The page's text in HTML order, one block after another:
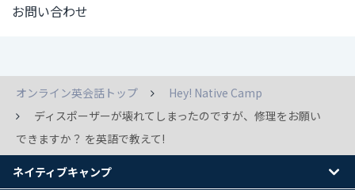
お問い合わせ
オンライン英会話トップ
Hey! Native Camp
ディスポーザーが壊れてしまったのですが、修理をお願い
できますか？ を英語で教えて!
ネイティブキャンプ